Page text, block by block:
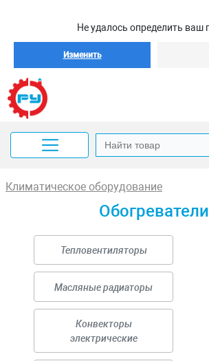
Не удалось определить ваш
Изменить
Климатическое оборудование
Обогреватели
Тепловентиляторы
Масляные радиаторы
Конвекторы
электрические